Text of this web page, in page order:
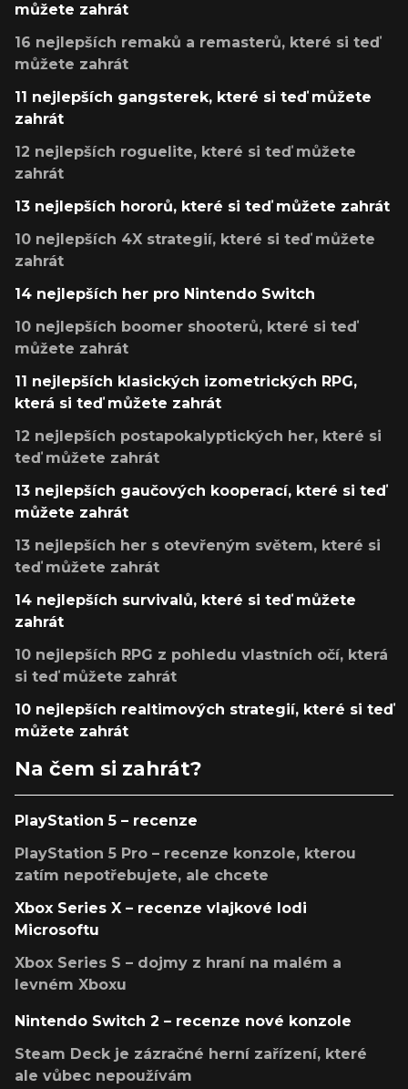
můžete zahrát
16 nejlepších remaků a remasterů, které si teď
můžete zahrát
11 nejlepších gangsterek, které si teď můžete
zahrát
12 nejlepších roguelite, které si teď můžete
zahrát
13 nejlepších hororů, které si teď můžete zahrát
10 nejlepších 4X strategií, které si teď můžete
zahrát
14 nejlepších her pro Nintendo Switch
10 nejlepších boomer shooterů, které si teď
můžete zahrát
11 nejlepších klasických izometrických RPG,
která si teď můžete zahrát
12 nejlepších postapokalyptických her, které si
teď můžete zahrát
13 nejlepších gaučových kooperací, které si teď
můžete zahrát
13 nejlepších her s otevřeným světem, které si
teď můžete zahrát
14 nejlepších survivalů, které si teď můžete
zahrát
10 nejlepších RPG z pohledu vlastních očí, která
si teď můžete zahrát
10 nejlepších realtimových strategií, které si teď
můžete zahrát
Na čem si zahrát?
PlayStation 5 – recenze
PlayStation 5 Pro – recenze konzole, kterou
zatím nepotřebujete, ale chcete
Xbox Series X – recenze vlajkové lodi
Microsoftu
Xbox Series S – dojmy z hraní na malém a
levném Xboxu
Nintendo Switch 2 – recenze nové konzole
Steam Deck je zázračné herní zařízení, které
ale vůbec nepoužívám